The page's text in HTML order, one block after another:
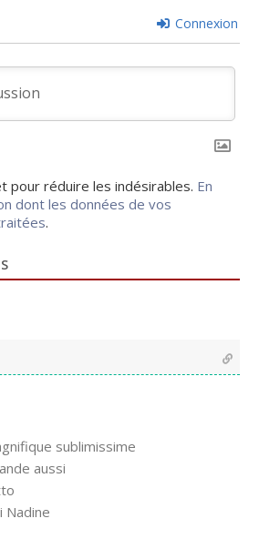
Connexion
pour réduire les indésirables. En
dont les données de vos
.
sublimissime
aussi
Nadine